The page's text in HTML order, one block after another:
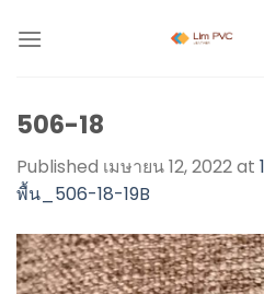
506-18
Published เมษายน 12, 2022at
พื้น_506-18-19B